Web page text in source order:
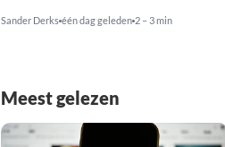
Sander Derks één dag geleden 2 – 3 min
Meest gelezen